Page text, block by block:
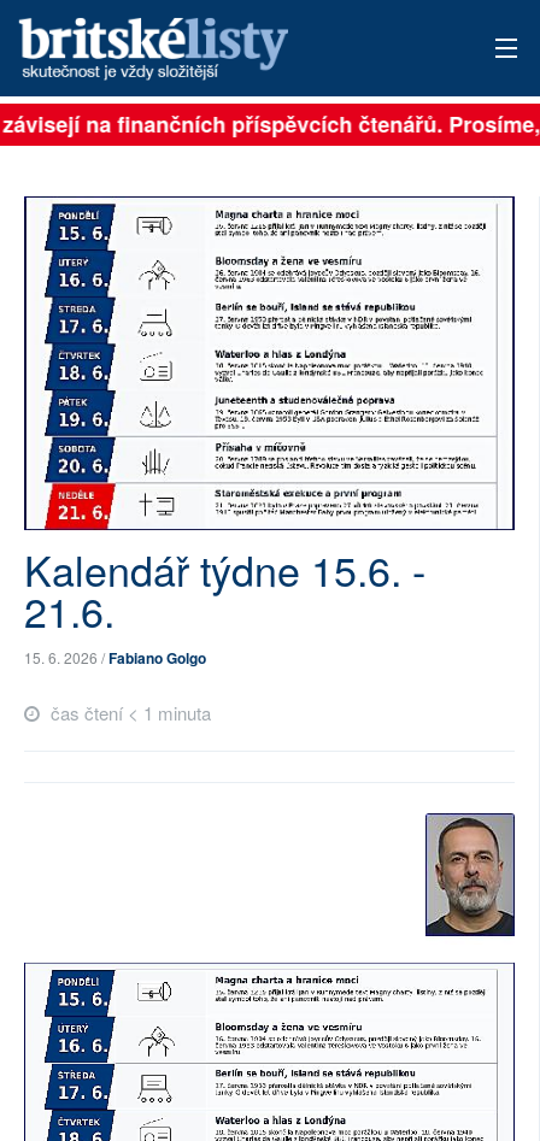
PŘIHLÁSIT
ARCHIV
ROZHOVORY
TÉMATA
NEJČTENĚJŠÍ ZA 7 DNÍ
AUTOŘI
PŘÍSPĚVKY NA PROVOZ
SOCIÁLNÍ SÍTĚ
RUBRIKY
na finančních příspěvcích čtenářů. Prosíme,
Kalendář týdne 15.6. -
21.6.
15. 6. 2026 /Fabiano Golgo
čas čtení < 1 minuta